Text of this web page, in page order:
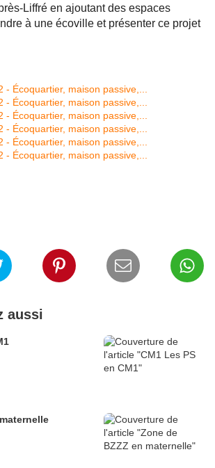
Liffré en ajoutant des espaces
à une écoville et présenter ce projet
aussi